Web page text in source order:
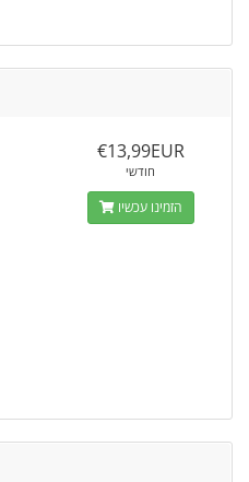
€13,99EUR
חודשי
הזמינו עכשיו